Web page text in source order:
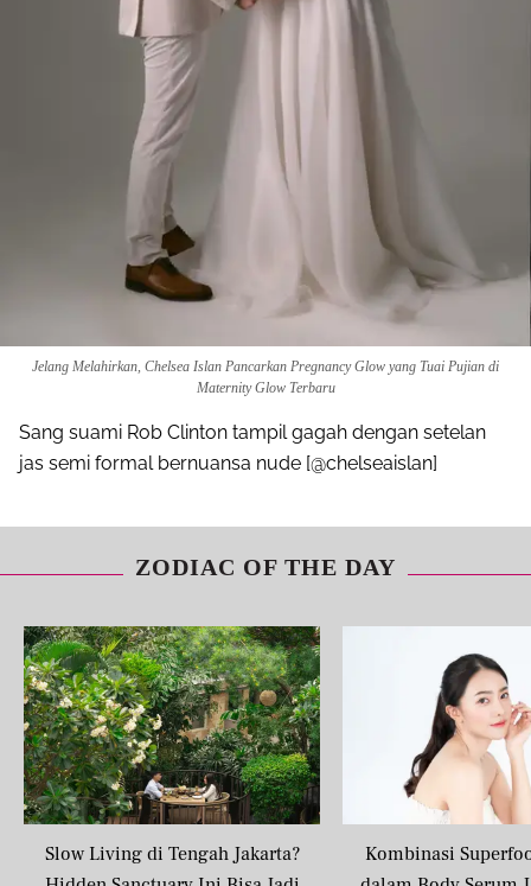
Jelang Melahirkan, Chelsea Islan Pancarkan Pregnancy Glow yang Tuai Pujian di
Maternity Glow Terbaru
Sang suami Rob Clinton tampil gagah dengan setelan
jas semi formal bernuansa nude [@chelseaislan]
ZODIAC OF THE DAY
Slow Living di Tengah Jakarta?
Kombinasi